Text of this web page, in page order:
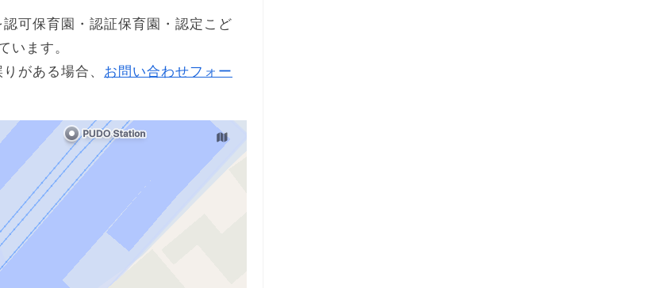
可保育園・認証保育園・認定こど
います。
がある場合、 お問い合わせフォー